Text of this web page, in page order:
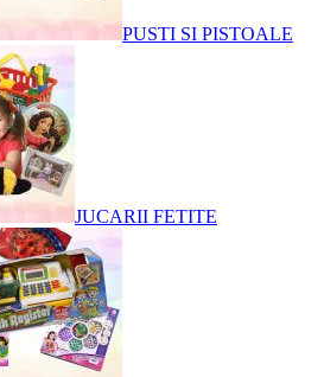
PUSTI SI PISTOALE
JUCARII FETITE